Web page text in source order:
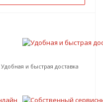
Удобная и быстрая доставка